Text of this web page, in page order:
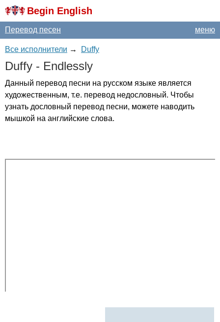
Begin English
меню
Перевод песен
Все исполнители → Duffy
Duffy - Endlessly
Данный перевод песни на русском языке является
художественным, т.е. перевод недословный. Чтобы
узнать дословный перевод песни, можете наводить
мышкой на английские слова.